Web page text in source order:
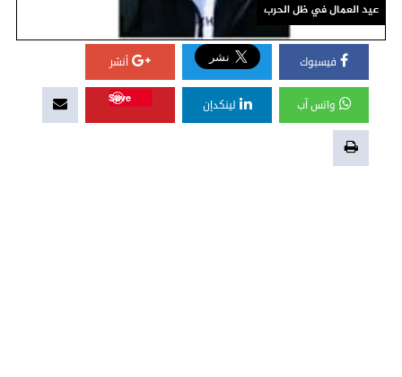
عيد العمال في ظل الحرب
فيسبوك أنشر
واتس آب لينكدإن
Save